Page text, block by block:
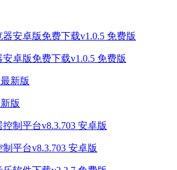
卓版免费下载v1.0.5 免费版
版
平台v8.3.703 安卓版